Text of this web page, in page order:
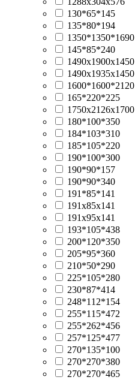
130*65*145
135*80*194
1350*1350*1690
145*85*240
1490х1900х1450
1490х1935х1450
1600*1600*2120
165*220*225
1750х2126х1700
180*100*350
184*103*310
185*105*220
190*100*300
190*90*157
190*90*340
191*85*141
191х85х141
191х95х141
193*105*438
200*120*350
205*95*360
210*50*290
225*105*280
230*87*414
248*112*154
255*115*472
255*262*456
257*125*477
270*135*100
270*270*380
270*270*465